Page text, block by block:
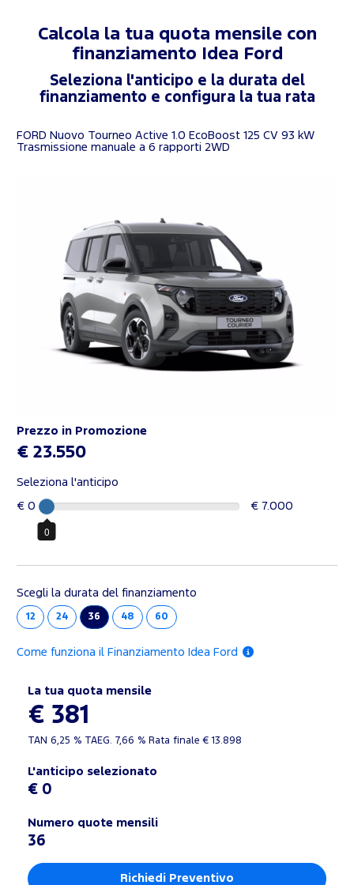
Calcola la tua quota mensile con
finanziamento
Idea Ford
Seleziona l'anticipo e la durata del
finanziamento e configura la tua rata
FORD Nuovo Tourneo Active 1.0 EcoBoost 125 CV 93 kW
Trasmissione manuale a 6 rapporti 2WD
Prezzo in Promozione
€ 23.550
Seleziona l'anticipo
€ 0
0
€ 7.000
Scegli la durata del finanziamento
12 24 36 48 60
Come funziona il Finanziamento Idea Ford
La tua quota mensile
€ 381
TAN 6,25 % TAEG. 7,66 % Rata finale € 13.898
L'anticipo selezionato
€ 0
Numero quote mensili
36
Richiedi Preventivo